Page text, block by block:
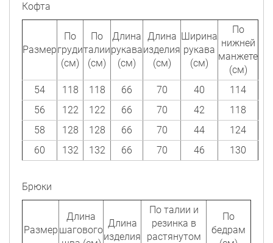
Кофта
Размер
По
груди
(см)
По
талии
(см)
Длина
рукава
(см)
Длина
изделия
(см)
Ширина
рукава
(см)
По
нижней
манжете
(см)
54
118 118 66 70 40
114
56
122 122 66 70 42
118
58
128 128 66 70 44
124
60
132 132 66 70 46 130
Брюки
Размер
Длина
шагового
Длина
изделия
По талии и
резинка в
растянутом
По
бедрам